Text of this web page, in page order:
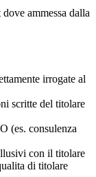
ammessa dalla
irrogate al
scritte del titolare
(es. consulenza
con il titolare
di titolare